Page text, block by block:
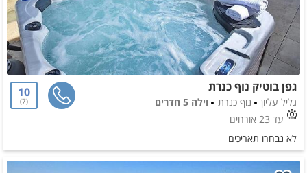
גפן בוטיק נוף כנרת
גליל עליון נוף כנרת
וילה 5 חדרים
עד 23 אורחים
10
7
לא נבחרו תאריכים